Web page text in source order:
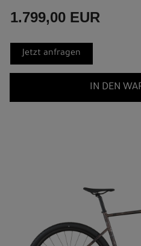
1.799,00 EUR
Jetzt anfragen
IN DEN